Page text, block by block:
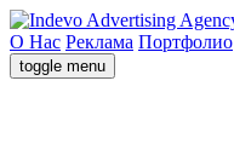
О Нас Реклама Портфолио
toggle menu